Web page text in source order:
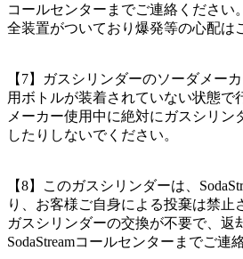
コールセンターまでご連絡ください
全装置がついており爆発等の心配は
【7】ガスシリンダーのソーダメー
用ボトルが装着されていない状態で
メーカー使用中に絶対にガスシリン
したりしないでください。
【8】このガスシリンダーは、
り、お客様ご自身による投棄は禁止
ガスシリンダーの交換が不要で、返
SodaStreamコールセンターまでご連